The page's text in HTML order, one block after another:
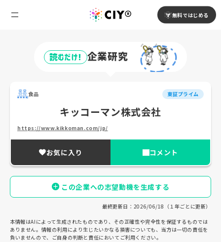
無料ではじめる
読むだけ! 企業研究
食品 東証プライム
キッコーマン株式会社
https://www.kikkoman.com/jp/
お気に入り コメント
この企業への志望動機を生成する
最終更新日：2026/06/18（１年ごとに更新）
本情報はAIによって生成されたものであり、その正確性や完全性を保証するものでは
ありません。情報の利用により生じたいかなる損害についても、当方は一切の責任を
負いませんので、ご自身の判断と責任においてご利用ください。